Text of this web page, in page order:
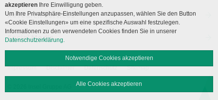
Research Services
Social Media
Impressum Disclaimer Datenschutz Sitemap
akzeptieren Ihre Einwilligung geben.
Um Ihre Privatsphäre-Einstellungen anzupassen, wählen Sie den Button
«Cookie Einstellungen» um eine spezifische Auswahl festzulegen.
Informationen zu den verwendeten Cookies finden Sie in unserer
Datenschutzerklärung.
Notwendige Cookies akzeptieren
Alle Cookies akzeptieren